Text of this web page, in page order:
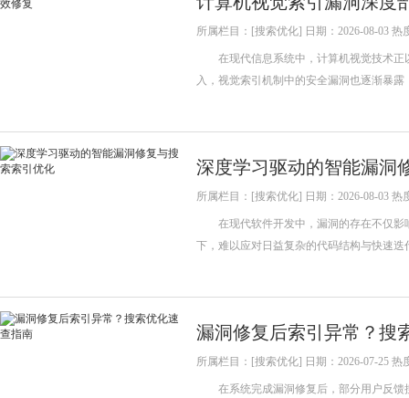
所属栏目：[搜索优化] 日期：2026-08-03 热
在现代信息系统中，计算机视觉技术正
入，视觉索引机制中的安全漏洞也逐渐暴
深度学习驱动的智能漏洞
所属栏目：[搜索优化] 日期：2026-08-03 热
在现代软件开发中，漏洞的存在不仅影
下，难以应对日益复杂的代码结构与快速
漏洞修复后索引异常？搜
所属栏目：[搜索优化] 日期：2026-07-25 热
在系统完成漏洞修复后，部分用户反馈